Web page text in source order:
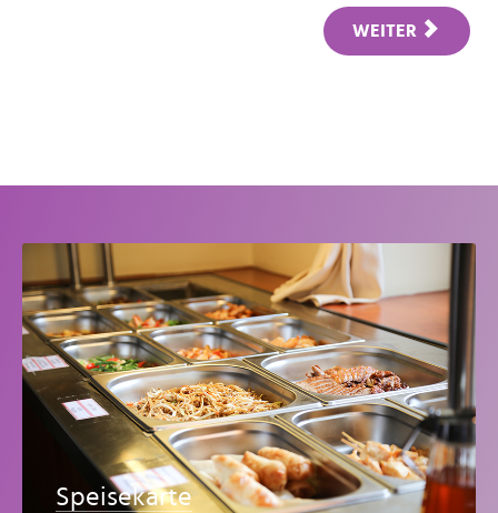
WEITER
Speisekarte